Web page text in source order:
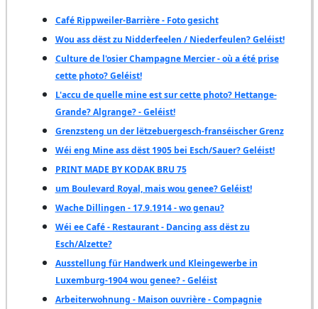
Café Rippweiler-Barrière - Foto gesicht
Wou ass dëst zu Nidderfeelen / Niederfeulen? Geléist!
Culture de l'osier Champagne Mercier - où a été prise
cette photo? Geléist!
L'accu de quelle mine est sur cette photo? Hettange-
Grande? Algrange? - Geléist!
Grenzsteng un der lëtzebuergesch-franséischer Grenz
Wéi eng Mine ass dëst 1905 bei Esch/Sauer? Geléist!
PRINT MADE BY KODAK BRU 75
um Boulevard Royal, mais wou genee? Geléist!
Wache Dillingen - 17.9.1914 - wo genau?
Wéi ee Café - Restaurant - Dancing ass dëst zu
Esch/Alzette?
Ausstellung für Handwerk und Kleingewerbe in
Luxemburg-1904 wou genee? - Geléist
Arbeiterwohnung - Maison ouvrière - Compagnie